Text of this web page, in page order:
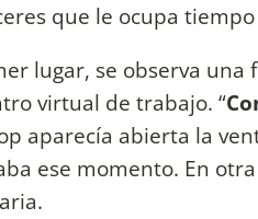
que le ocupa
lugar, se observa
virtual de trabajo. “
aparecía abierta la
ese momento. En